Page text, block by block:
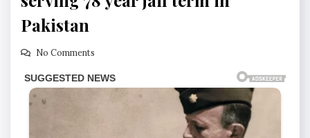
Pakistan
No Comments